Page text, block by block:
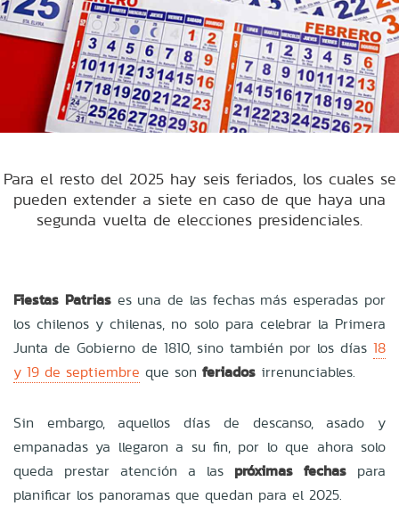
Para el resto del 2025 hay seis feriados, los cuales se
pueden extender a siete en caso de que haya una
segunda vuelta de elecciones presidenciales.
Fiestas Patriases una de las fechas más esperadas por
los chilenos y chilenas, no solo para celebrar la Primera
Junta de Gobierno de 1810, sino también por los días 18
y 19 de septiembre que son feriados irrenunciables.
Sin embargo, aquellos días de descanso, asado y
empanadas ya llegaron a su fin, por lo que ahora solo
queda prestar atención a las próximas fechas para
planificar los panoramas que quedan para el 2025.